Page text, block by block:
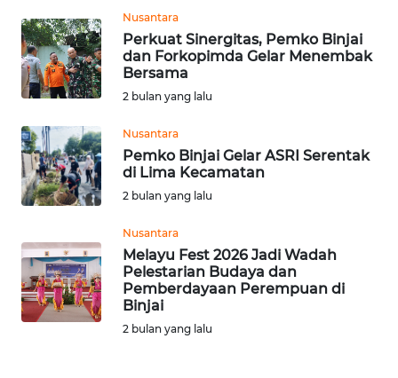
Nusantara
Perkuat Sinergitas, Pemko Binjai
dan Forkopimda Gelar Menembak
Bersama
2 bulan yang lalu
Nusantara
Pemko Binjai Gelar ASRI Serentak
di Lima Kecamatan
2 bulan yang lalu
Nusantara
Melayu Fest 2026 Jadi Wadah
Pelestarian Budaya dan
Pemberdayaan Perempuan di
Binjai
2 bulan yang lalu
WN
NIAS
WN
LANGKAT
WN
TAPANULI
SELATAN
TANJUNG
LESUNG
WN